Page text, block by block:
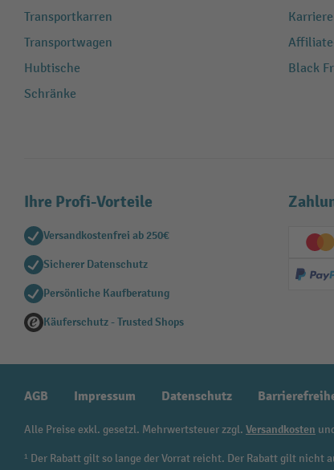
Transportkarren
Transportwagen
Hubtische
Schränke
Karriere
Black
Ihre Profi-Vorteile
Versandkostenfrei ab 250€
Sicherer Datenschutz
Persönliche Kaufberatung
Käuferschutz - Trusted Shops
AGB Impressum Datenschutz
Alle Preise exkl. gesetzl. Mehrwertsteuer zzgl. Versandkosten
¹ Der Rabatt gilt so lange der Vorrat reicht. Der Rabatt gilt